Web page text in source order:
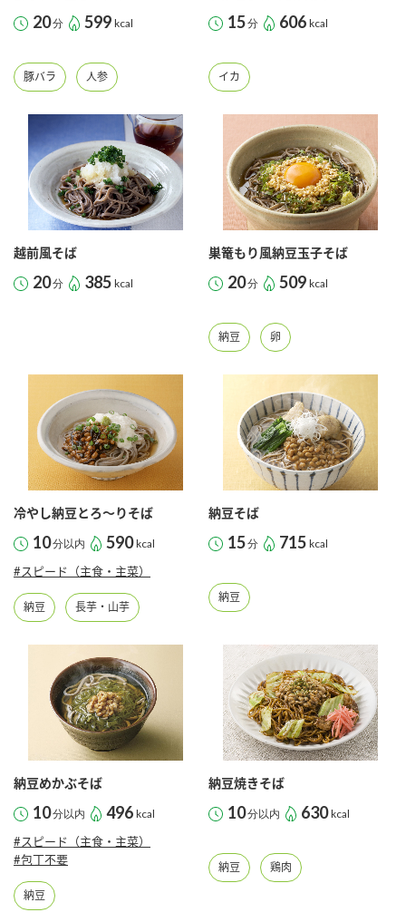
20分 599 kcal
豚バラ 人参
15分 606 kcal
イカ
越前風そば
20分 385 kcal
巣篭もり風納豆玉子そば
20分 509 kcal
納豆 卵
冷やし納豆とろ～りそば
10分以内 590 kcal
#スピード（主食・主菜）
納豆 長芋・山芋
納豆そば
15分 715 kcal
納豆
納豆めかぶそば
10分以内 496 kcal
#スピード（主食・主菜）
#包丁不要
納豆
納豆焼きそば
10分以内 630 kcal
納豆 鶏肉